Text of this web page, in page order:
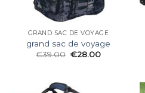
GRAND SAC DE VOYAGE
grand sac de voyage
€39.00 €28.00